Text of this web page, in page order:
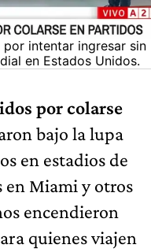
intentar ingresar sin
en Estados Unidos.
por colarse
bajo la lupa
en estadios de
en Miami y otros
encendieron
quienes viajen